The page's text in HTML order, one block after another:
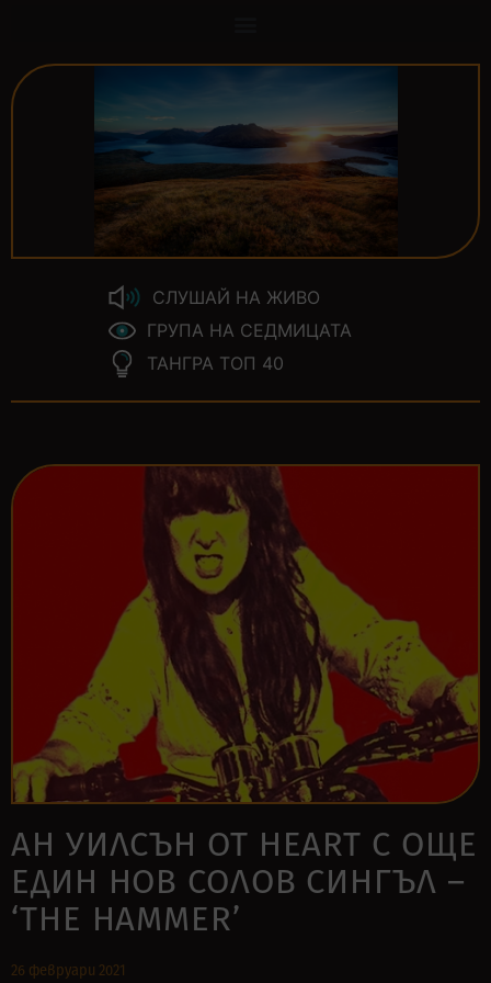
СЛУШАЙ НА ЖИВО
ГРУПА НА СЕДМИЦАТА
ТАНГРА ТОП 40
АН УИЛСЪН ОТ HEART С ОЩЕ
ЕДИН НОВ СОЛОВ СИНГЪЛ –
‘THE HAMMER’
26 февруари 2021